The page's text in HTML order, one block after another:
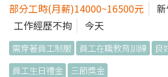
部分工時(月薪)14000~16500元
工作經歷不拘
今天
需穿著員工制服 員工在職教育訓練
良
員工生日禮金
三節獎金